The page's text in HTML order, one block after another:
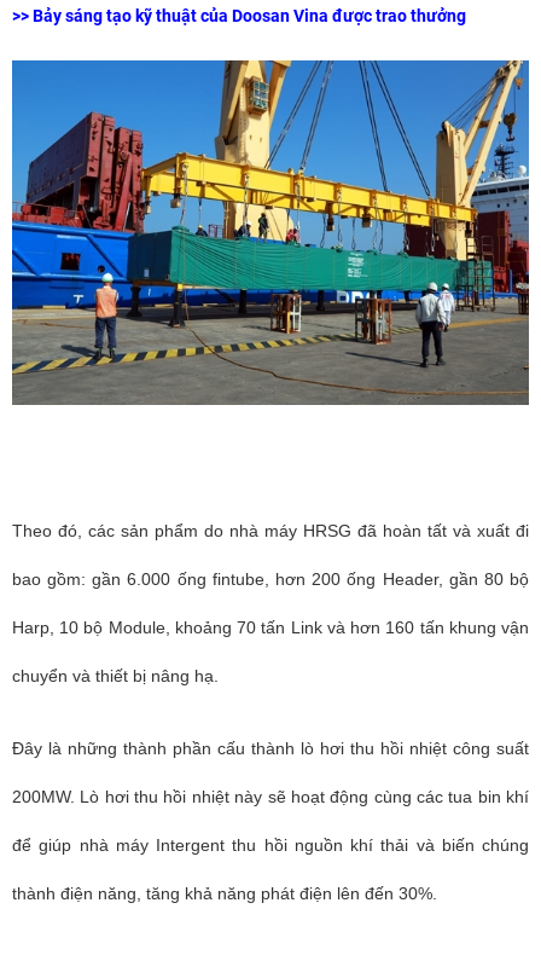
>>Bảy sáng tạo kỹ thuật của Doosan Vina được trao thưởng
Theo đó, các sản phẩm do nhà máy HRSG đã hoàn tất và xuất đi
bao gồm: gần 6.000 ống fintube, hơn 200 ống Header, gần 80 bộ
Harp, 10 bộ Module, khoảng 70 tấn Link và hơn 160 tấn khung vận
chuyển và thiết bị nâng hạ.
Đây là những thành phần cấu thành lò hơi thu hồi nhiệt công suất
200MW. Lò hơi thu hồi nhiệt này sẽ hoạt động cùng các tua bin khí
để giúp nhà máy Intergent thu hồi nguồn khí thải và biến chúng
thành điện năng, tăng khả năng phát điện lên đến 30%.